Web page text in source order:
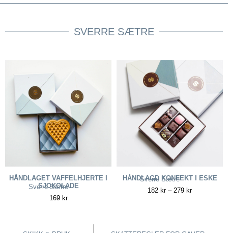
SVERRE SÆTRE
HÅNDLAGET VAFFELHJERTE I
SJOKOLADE
169 kr
Sverre Sætre
HÅNDLAGD KONFEKT I ESKE
182 kr – 279 kr
Sverre Sætre